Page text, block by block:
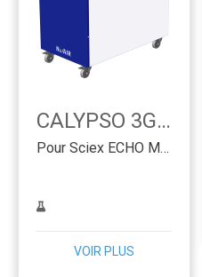
CALYPSO 3G.E.SC
Pour Sciex ECHO MS - Membrane
VOIR PLUS